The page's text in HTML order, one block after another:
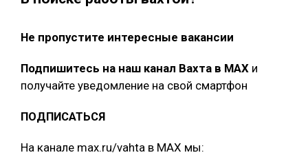
Не пропустите интересные вакансии
Подпишитесь на наш канал Вахта в МАХ и
получайте уведомление на свой смартфон
ПОДПИСАТЬСЯ
На канале max.ru/vahta в MAX мы: